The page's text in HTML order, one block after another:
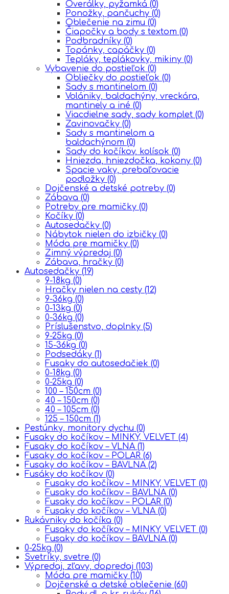
Overálky, pyžamká (0)
Ponožky, pančuchy (0)
Oblečenie na zimu (0)
Čiapočky a body s textom (0)
Podbradníky (0)
Topánky, capáčky (0)
Tepláky, teplákovky, mikiny (0)
Vybavenie do postieľok (0)
Obliečky do postieľok (0)
Sady s mantinelom (0)
Volániky, baldachýny, vreckára,
mantinely a iné (0)
Viacdielne sady, sady komplet (0)
Zavinovačky (0)
Sady s mantinelom a
baldachýnom (0)
Sady do kočíkov, kolísok (0)
Hniezda, hniezdočka, kokony (0)
Spacie vaky, prebaľovacie
podložky (0)
Dojčenské a detské potreby (0)
Zábava (0)
Potreby pre mamičky (0)
Kočíky (0)
Autosedačky (0)
Nábytok nielen do izbičky (0)
Móda pre mamičky (0)
Zimný výpredaj (0)
Zábava, hračky (0)
Autosedačky (19)
9-18kg (0)
Hračky nielen na cesty (12)
9-36kg (0)
0-13kg (0)
0-36kg (0)
Príslušenstvo, doplnky (5)
9-25kg (0)
15-36kg (0)
Podsedáky (1)
Fusaky do autosedačiek (0)
0-18kg (0)
0-25kg (0)
100 – 150cm (0)
40 – 150cm (0)
40 – 105cm (0)
125 – 150cm (1)
Pestúnky, monitory dychu (0)
Fusaky do kočíkov – MINKY, VELVET (4)
Fusaky do kočíkov – VLNA (1)
Fusaky do kočíkov – POLAR (6)
Fusaky do kočíkov – BAVLNA (2)
Fusáky do kočíkov (0)
Fusaky do kočíkov – MINKY, VELVET (0)
Fusaky do kočíkov – BAVLNA (0)
Fusaky do kočíkov – POLAR (0)
Fusaky do kočíkov – VLNA (0)
Rukávniky do kočíka (0)
Fusaky do kočíkov – MINKY, VELVET (0)
Fusaky do kočíkov – BAVLNA (0)
0-25kg (0)
Svetríky, svetre (0)
Výpredaj, zľavy, dopredaj (103)
Móda pre mamičky (10)
Dojčenské a detské oblečenie (60)